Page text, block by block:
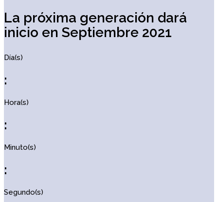
La próxima generación dará
inicio en Septiembre 2021
Día(s)
:
Hora(s)
:
Minuto(s)
:
Segundo(s)